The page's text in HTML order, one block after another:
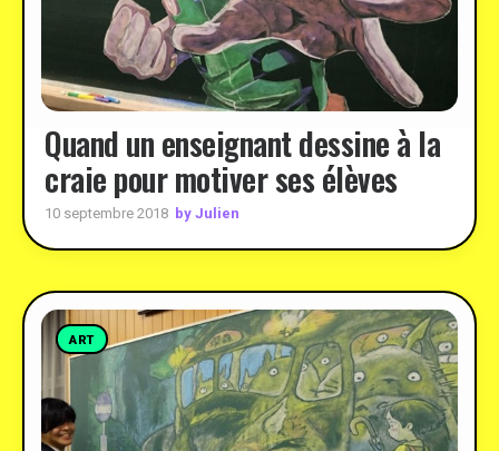
Quand un enseignant dessine à la
craie pour motiver ses élèves
10 septembre 2018 by Julien
ART